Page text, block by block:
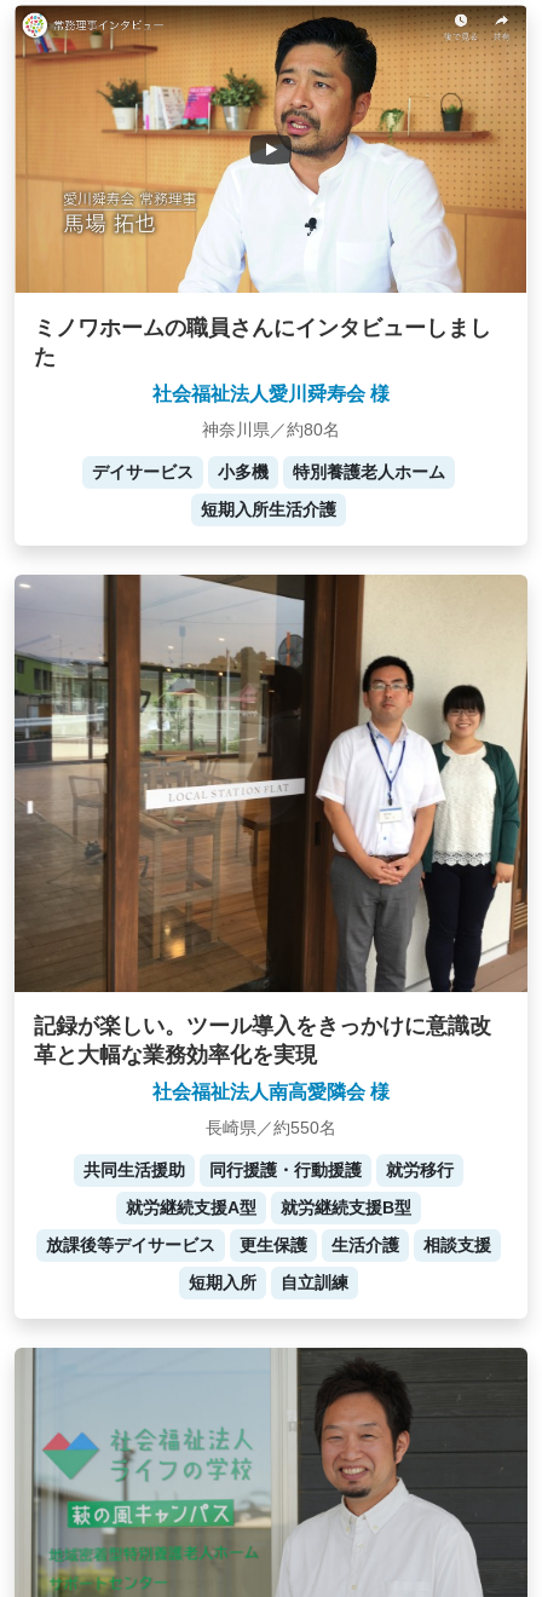
ミノワホームの職員さんにインタビューしまし
た
社会福祉法人愛川舜寿会 様
神奈川県／約80名
デイサービス 小多機
特別養護老人ホーム
短期入所生活介護
記録が楽しい。ツール導入をきっかけに意識改
革と大幅な業務効率化を実現
社会福祉法人南高愛隣会 様
長崎県／約550名
共同生活援助 同行援護・行動援護
就労移行
就労継続支援A型
就労継続支援B型
放課後等デイサービス
更生保護 生活介護
相談支援
短期入所
自立訓練